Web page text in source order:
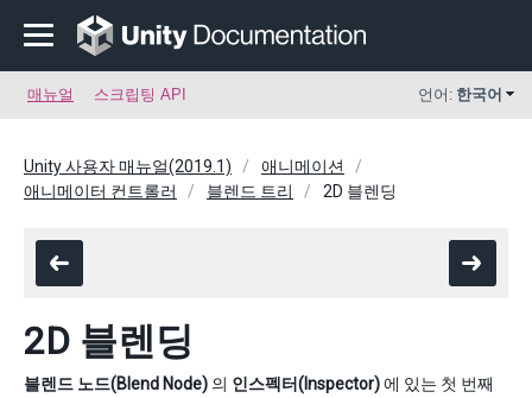
매뉴얼 스크립팅 API 언어: 한국어
Unity 사용자 매뉴얼(2019.1)
애니메이션
애니메이터 컨트롤러
블렌드 트리 2D 블렌딩
2D 블렌딩
블렌드 노드(Blend Node) 의 인스펙터(Inspector)에 있는 첫 번째